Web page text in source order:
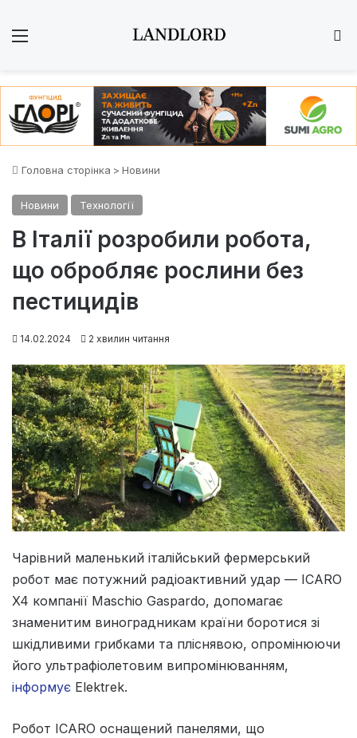
Головна сторінка > Новини
Новини Технології
В Італії розробили робота,
що обробляє рослини без
пестицидів
14.02.2024 2 хвилин читання
Чарівний маленький італійський фермерський
робот має потужний радіоактивний удар — ICARO
X4 компанії Maschio Gaspardo, допомагає
знаменитим виноградникам країни боротися зі
шкідливими грибками та пліснявою, опромінюючи
його ультрафіолетовим випромінюванням,
інформує Elektrek.
Робот ICARO оснащений панелями, що